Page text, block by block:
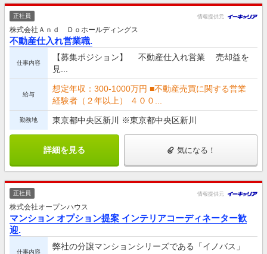
正社員 情報提供元
株式会社Ａｎｄ Ｄｏホールディングス
不動産仕入れ営業職.
仕事内容
【募集ポジション】 不動産仕入れ営業 売却益を
見...
給与
想定年収：300-1000万円 ■不動産売買に関する営業
経験者（２年以上） ４００...
勤務地 東京都中央区新川 ※東京都中央区新川
詳細を見る 気になる！
正社員 情報提供元
株式会社オープンハウス
マンション オプション提案 インテリアコーディネーター歓
迎.
仕事内容
弊社の分譲マンションシリーズである「イノバス」